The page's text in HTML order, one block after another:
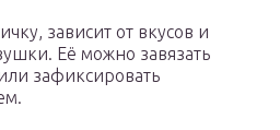
зависит от вкусов и
Её можно завязать
зафиксировать